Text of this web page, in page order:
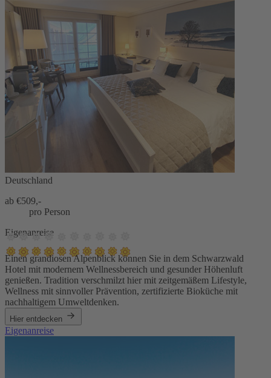
Deutschland
ab €509,-
pro Person
Eigenanreise
Einen grandiosen Alpenblick können Sie in dem Schwarzwald
Hotel mit modernem Wellnessbereich und gesunder Höhenluft
genießen. Tradition verschmilzt hier mit zeitgemäßem Lifestyle,
Wellness mit sinnvoller Prävention, zertifizierte Bioküche mit
nachhaltigem Umweltdenken.
Hier entdecken
Eigenanreise